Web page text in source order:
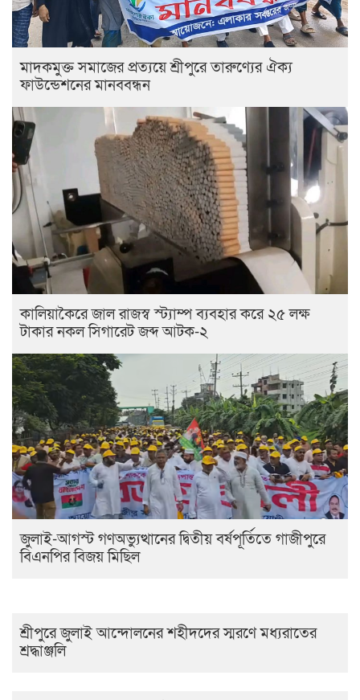
মাদকমুক্ত সমাজের প্রত্যয়ে শ্রীপুরে তারুণ্যের ঐক্য
ফাউন্ডেশনের মানববন্ধন
কালিয়াকৈরে জাল রাজস্ব স্ট্যাম্প ব্যবহার করে ২৫ লক্ষ
টাকার নকল সিগারেট জব্দ আটক-২
জুলাই-আগস্ট গণঅভ্যুত্থানের দ্বিতীয় বর্ষপূর্তিতে গাজীপুরে
বিএনপির বিজয় মিছিল
শ্রীপুরে জুলাই আন্দোলনের শহীদদের স্মরণে মধ্যরাতের
শ্রদ্ধাঞ্জলি